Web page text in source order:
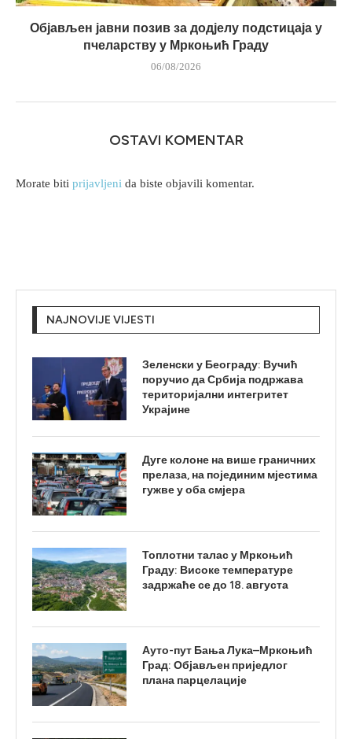
Објављен јавни позив за додјелу подстицаја у
пчеларству у Мркоњић Граду
06/08/2026
OSTAVI KOMENTAR
Morate biti prijavljeni da biste objavili komentar.
NAJNOVIJE VIJESTI
Зеленски у Београду: Вучић
поручио да Србија подржава
територијални интегритет
Украјине
Дуге колоне на више граничних
прелаза, на појединим мјестима
гужве у оба смјера
Топлотни талас у Мркоњић
Граду: Високе температуре
задржаће се до 18. августа
Ауто-пут Бања Лука–Мркоњић
Град: Објављен приједлог
плана парцелације